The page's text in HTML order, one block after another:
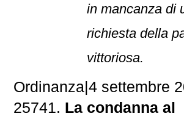
in mancanza di
richiesta della
vittoriosa.
Ordinanza|4 settembre
25741. La condanna al